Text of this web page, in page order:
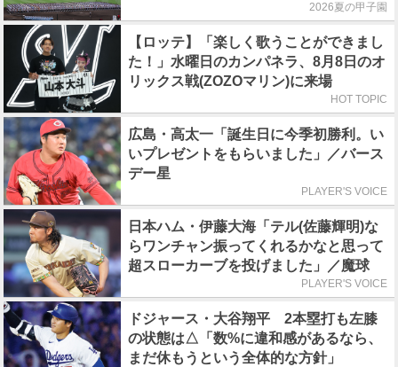
2026夏の甲子園
【ロッテ】「楽しく歌うことができまし
た！」水曜日のカンパネラ、8月8日のオ
リックス戦(ZOZOマリン)に来場
HOT TOPIC
広島・高太一「誕生日に今季初勝利。い
いプレゼントをもらいました」／バース
デー星
PLAYER'S VOICE
日本ハム・伊藤大海「テル(佐藤輝明)な
らワンチャン振ってくれるかなと思って
超スローカーブを投げました」／魔球
PLAYER'S VOICE
ドジャース・大谷翔平 2本塁打も左膝
の状態は△「数%に違和感があるなら、
まだ休もうという全体的な方針」